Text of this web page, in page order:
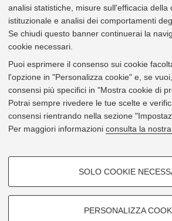
analisi statistiche, misure sull'efficacia della
istituzionale e analisi dei comportamenti
Se chiudi questo banner continuerai la
cookie necessari.
Puoi esprimere il consenso sui cookie
l'opzione in "Personalizza cookie" e, se
consensi più specifici in "Mostra cookie di
Potrai sempre rivedere le tue scelte e
consensi rientrando nella sezione
Per maggiori informazioni consulta la
COOKIE DI PROFILAZIONE -
Si tratta di cookie utilizzati per analizzare
navigazione degli utenti, creare profili in base
SOLO COOKIE
PERSONALIZZA
Procedimento amministrativo e privacy
Ricerca
Studente
Docente
Personale Tecnico-amministrativo
Impresa e altri soggetti terzi
hanno carattere di ufficialità, in quanto il testo normativo